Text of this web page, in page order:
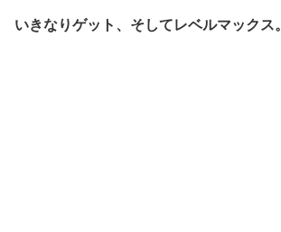
いきなりゲット、そしてレベルマックス。